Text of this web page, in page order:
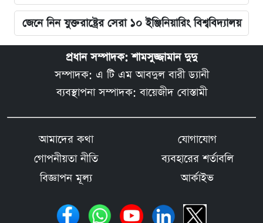
জেনে নিন যুক্তরাষ্ট্রের সেরা ১০ ইঞ্জিনিয়ারিং বিশ্ববিদ্যালয়
প্রধান সম্পাদক: শামসুজ্জামান দুদু
সম্পাদক: এ টি এম আবদুল বারী ড্যানী
ব্যবস্থাপনা সম্পাদক: বায়েজীদ বোস্তামী
আমাদের কথা
যোগাযোগ
গোপনীয়তা নীতি
ব্যবহারের শর্তাবলি
বিজ্ঞাপন মূল্য
আর্কাইভ